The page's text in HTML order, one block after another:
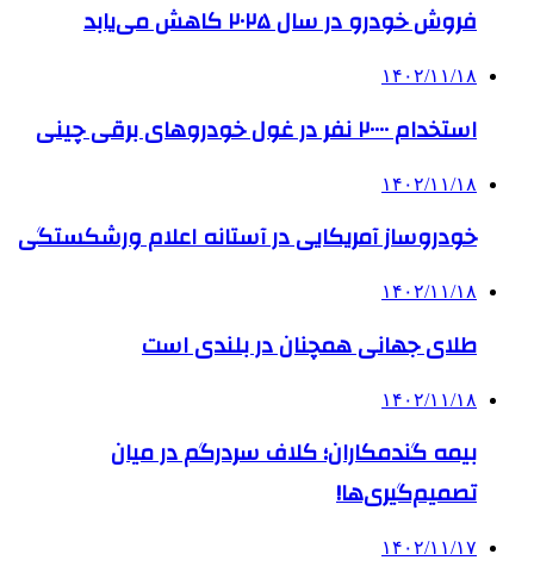
فروش خودرو در سال ۲۰۲۵ کاهش می‌یابد
۱۴۰۲/۱۱/۱۸
استخدام ۲۰۰۰۰ نفر در غول خودروهای برقی چینی
۱۴۰۲/۱۱/۱۸
خودروساز آمریکایی در آستانه اعلام ورشکستگی
۱۴۰۲/۱۱/۱۸
طلای جهانی همچنان در بلندی است
۱۴۰۲/۱۱/۱۸
بیمه گندمکاران؛ کلاف سردرگم در میان
تصمیم‌گیری‌ها!
۱۴۰۲/۱۱/۱۷